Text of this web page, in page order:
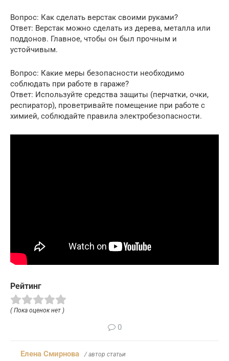
Вопрос: Как сделать верстак своими руками?
Ответ: Верстак можно сделать из дерева, металла или
поддонов. Главное, чтобы он был прочным и
устойчивым.
Вопрос: Какие меры безопасности необходимо
соблюдать при работе в гараже?
Ответ: Используйте средства защиты (перчатки, очки,
респиратор), проветривайте помещение при работе с
химией, соблюдайте правила электробезопасности.
Рейтинг
( Пока оценок нет )
0
Елена Смирнова / автор статьи